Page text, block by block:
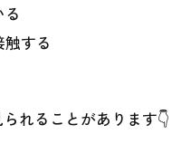
する
れることがあります👇